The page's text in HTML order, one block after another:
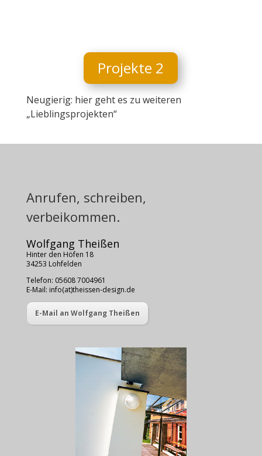
Projekte 2
Neugierig: hier geht es zu weiteren
„Lieblingsprojekten“
Anrufen, schreiben,
verbeikommen.
Wolfgang Theißen
Hinter den Höfen 18
34253 Lohfelden
Telefon: 05608 7004961
E-Mail: info(at)theissen-design.de
E-Mail an Wolfgang Theißen